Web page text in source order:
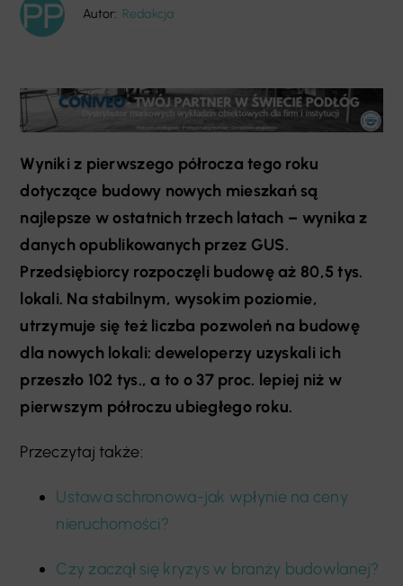
Autor: Redakcja
Wyniki z pierwszego półrocza tego roku
dotyczące budowy nowych mieszkań są
najlepsze w ostatnich trzech latach – wynika z
danych opublikowanych przez GUS.
Przedsiębiorcy rozpoczęli budowę aż 80,5 tys.
lokali. Na stabilnym, wysokim poziomie,
utrzymuje się też liczba pozwoleń na budowę
dla nowych lokali: deweloperzy uzyskali ich
przeszło 102 tys., a to o 37 proc. lepiej niż w
pierwszym półroczu ubiegłego roku.
Przeczytaj także:
Ustawa schronowa-jak wpłynie na ceny
nieruchomości?
Czy zaczął się kryzys w branży budowlanej?